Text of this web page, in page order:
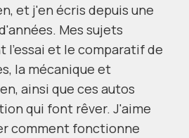
et j'en écris depuis une
Mes sujets
l'essai et le comparatif de
la mécanique et
ainsi que ces autos
qui font rêver. J'aime
comment fonctionne